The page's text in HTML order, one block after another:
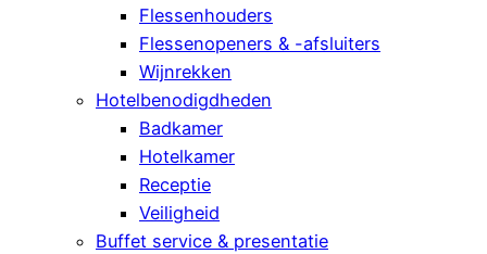
Flessenhouders
Flessenopeners & -afsluiters
Wijnrekken
Hotelbenodigdheden
Badkamer
Hotelkamer
Receptie
Veiligheid
Buffet service & presentatie